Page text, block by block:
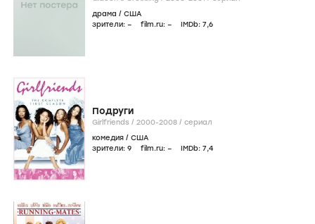
драма / США
зрители: – film.ru: – IMDb: 7,6
Подруги
Girlfriends / 2000-2008 / сериал
комедия / США
зрители: 9 film.ru: – IMDb: 7,4